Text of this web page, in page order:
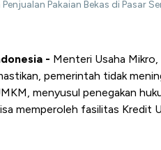
Pakaian Bekas di Pasar
- Menteri Usaha
pemerintah tidak
menyusul penegakan
memperoleh fasilitas Kredit